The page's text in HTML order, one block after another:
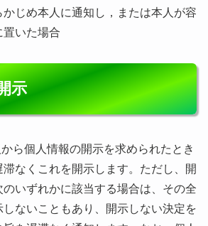
じめ本人に通知し，または本人が容
いた場合
示
ら個人情報の開示を求められたとき
なくこれを開示します。ただし、開
いずれかに該当する場合は、その全
ないこともあり、開示しない決定を